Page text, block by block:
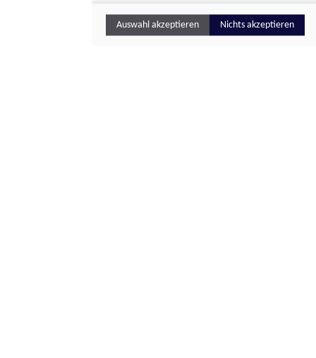
Auswahl akzeptieren Nichts akzeptieren